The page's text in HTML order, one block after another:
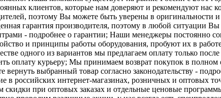
клиентов, которые нам доверяют и рекомендуют нас
поэтому Вы можете быть уверены в оригинальности
гарантия производителя, поэтому в любой ситуации
- подробнее о гарантии; Наши менеджеры постоянно
и принципы работы оборудования, пробуют их в
одного из вариантов мы предлагаем оплату только
оплату курьеру; Мы принимаем возврат покупок в полном
вернуть выбранный товар согласно законодательству -
в российских интернет-магазинах, розничных и
при оптовых заказах и отдельные ценовые